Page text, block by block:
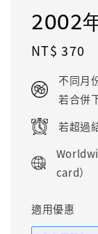
2002
Regular
NT$ 370
不同月
若合併
若超過
card）
適用優惠